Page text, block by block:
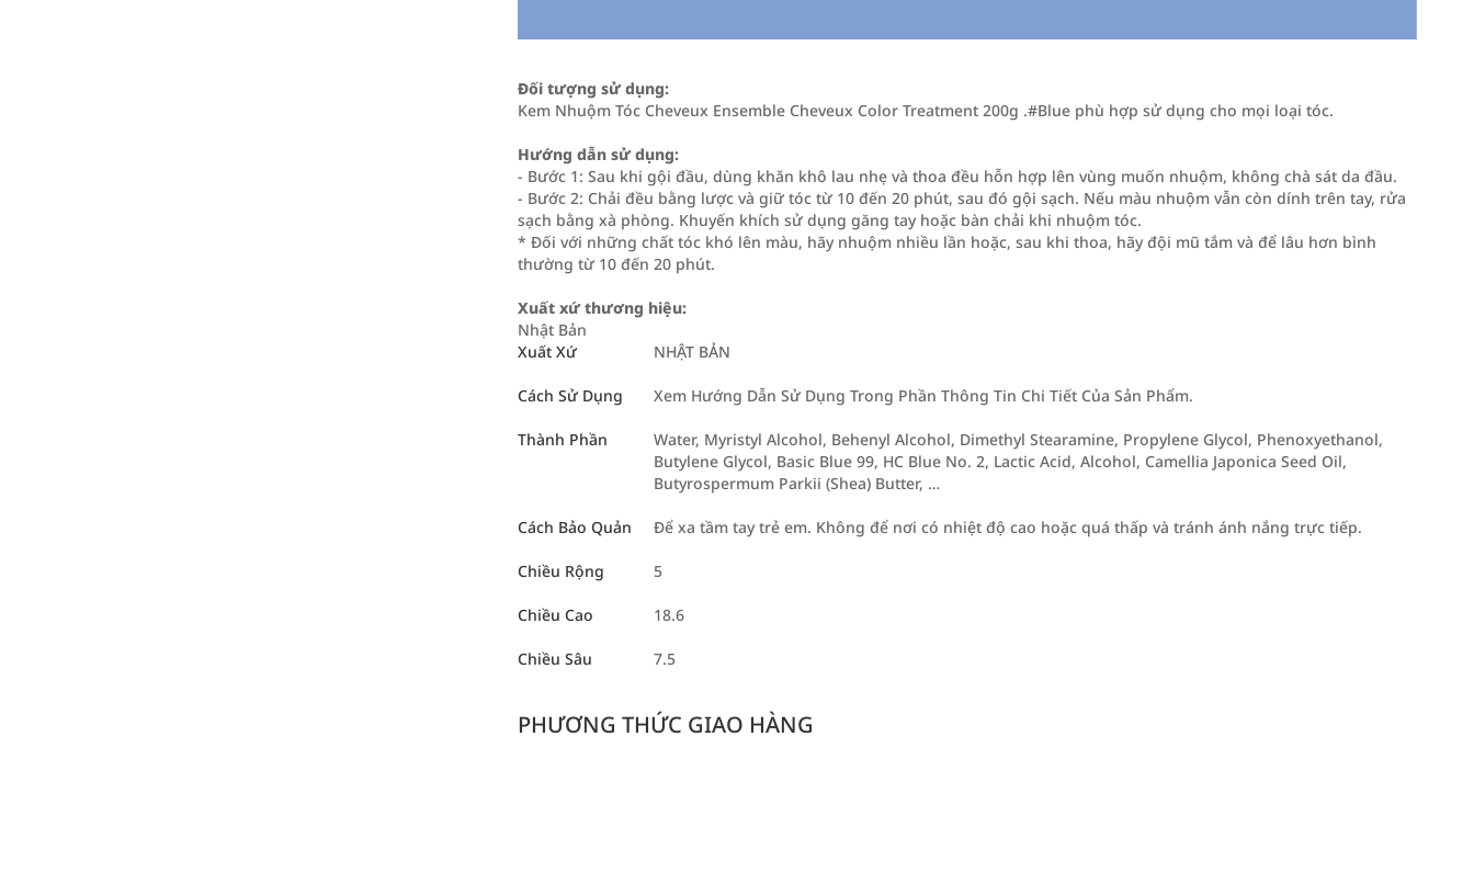
Đối tượng sử dụng:
Kem Nhuộm Tóc Cheveux Ensemble Cheveux Color Treatment 200g .#Blue phù hợp sử dụng cho mọi loại tóc.
Hướng dẫn sử dụng:
- Bước 1: Sau khi gội đầu, dùng khăn khô lau nhẹ và thoa đều hỗn hợp lên vùng muốn nhuộm, không chà sát da đầu.
- Bước 2: Chải đều bằng lược và giữ tóc từ 10 đến 20 phút, sau đó gội sạch. Nếu màu nhuộm vẫn còn dính trên tay, rửa
sạch bằng xà phòng. Khuyến khích sử dụng găng tay hoặc bàn chải khi nhuộm tóc.
* Đối với những chất tóc khó lên màu, hãy nhuộm nhiều lần hoặc, sau khi thoa, hãy đội mũ tắm và để lâu hơn bình
thường từ 10 đến 20 phút.
Xuất xứ thương hiệu:
Nhật Bản
Xuất Xứ
NHẬT BẢN
Cách Sử Dụng Xem Hướng Dẫn Sử Dụng Trong Phần Thông Tin Chi Tiết Của Sản Phẩm.
Thành Phần
Water, Myristyl Alcohol, Behenyl Alcohol, Dimethyl Stearamine, Propylene Glycol, Phenoxyethanol,
Butylene Glycol, Basic Blue 99, HC Blue No. 2, Lactic Acid, Alcohol, Camellia Japonica Seed Oil,
Butyrospermum Parkii (Shea) Butter, …
Cách Bảo Quản Để xa tầm tay trẻ em. Không để nơi có nhiệt độ cao hoặc quá thấp và tránh ánh nắng trực tiếp.
Chiều Rộng 5
Chiều Cao 18.6
Chiều Sâu 7.5
PHƯƠNG THỨC GIAO HÀNG